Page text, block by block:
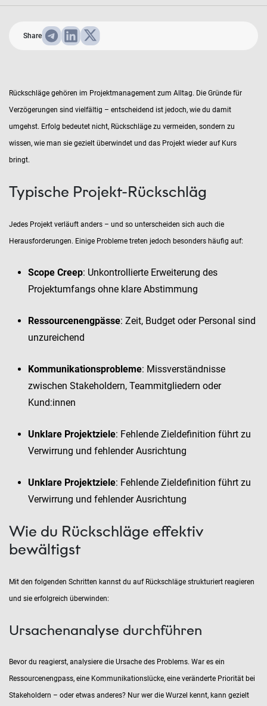
Share
Rückschläge gehören im Projektmanagement zum Alltag. Die Gründe für
Verzögerungen sind vielfältig – entscheidend ist jedoch, wie du damit
umgehst. Erfolg bedeutet nicht, Rückschläge zu vermeiden, sondern zu
wissen, wie man sie gezielt überwindet und das Projekt wieder auf Kurs
bringt.
Typische Projekt-Rückschläg
Jedes Projekt verläuft anders – und so unterscheiden sich auch die
Herausforderungen. Einige Probleme treten jedoch besonders häufig auf:
Scope Creep: Unkontrollierte Erweiterung des
Projektumfangs ohne klare Abstimmung
Ressourcenengpässe: Zeit, Budget oder Personal sind
unzureichend
Kommunikationsprobleme: Missverständnisse
zwischen Stakeholdern, Teammitgliedern oder
Kund:innen
Unklare Projektziele: Fehlende Zieldefinition führt zu
Verwirrung und fehlender Ausrichtung
Unklare Projektziele: Fehlende Zieldefinition führt zu
Verwirrung und fehlender Ausrichtung
Wie du Rückschläge effektiv
bewältigst
Mit den folgenden Schritten kannst du auf Rückschläge strukturiert reagieren
und sie erfolgreich überwinden:
Ursachenanalyse durchführen
Bevor du reagierst, analysiere die Ursache des Problems. War es ein
Ressourcenengpass, eine Kommunikationslücke, eine veränderte Priorität bei
Stakeholdern – oder etwas anderes? Nur wer die Wurzel kennt, kann gezielt